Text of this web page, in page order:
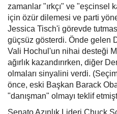
zamanlar "ırkçı" ve "eşcinsel
için özür dilemesi ve parti
Jessica Tisch'i görevde
güçsüz gösterdi. Önde gelen
Vali Hochul'un nihai desteği
ağırlık kazandırırken, diğer
olmaları sinyalini verdi.
önce, eski Başkan Barack
"danışman" olmayı teklif
Senato Azınlık Lideri Chuck